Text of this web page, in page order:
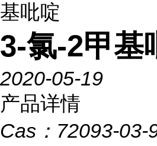
基吡啶
3-氯-2甲基
2020-05-19
产品详情
Cas： 72093-03-